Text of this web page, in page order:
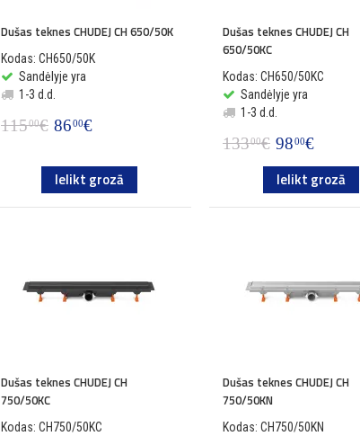
Dušas teknes CHUDEJ CH 650/50K
Kodas: CH650/50K
Sandėlyje yra
1-3 d.d.
11500€ 8600€
Ielikt grozā
Dušas teknes CHUDEJ CH
650/50KC
Kodas: CH650/50KC
Sandėlyje yra
1-3 d.d.
13300€ 9800€
Ielikt grozā
Dušas teknes CHUDEJ CH
750/50KC
Kodas: CH750/50KC
Dušas teknes CHUDEJ CH
750/50KN
Kodas: CH750/50KN